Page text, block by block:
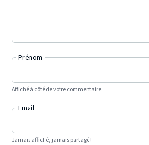
Prénom
Affiché à côté de votre commentaire.
Email
Jamais affiché, jamais partagé !